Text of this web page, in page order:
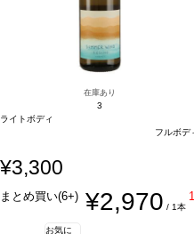
在庫あり
3
ライトボディ
フルボデ
¥3,300
まとめ買い(6+) ¥2,970 / 1本
お気に